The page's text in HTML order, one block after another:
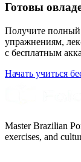
Готовы
Получите полный
упражнениям,
с бесплатным
Начать учиться
Master Brazilian
exercises, and